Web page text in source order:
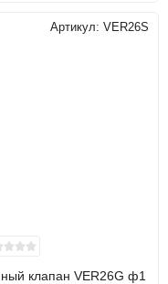
Артикул: VER26S
клапан VER26G ф1